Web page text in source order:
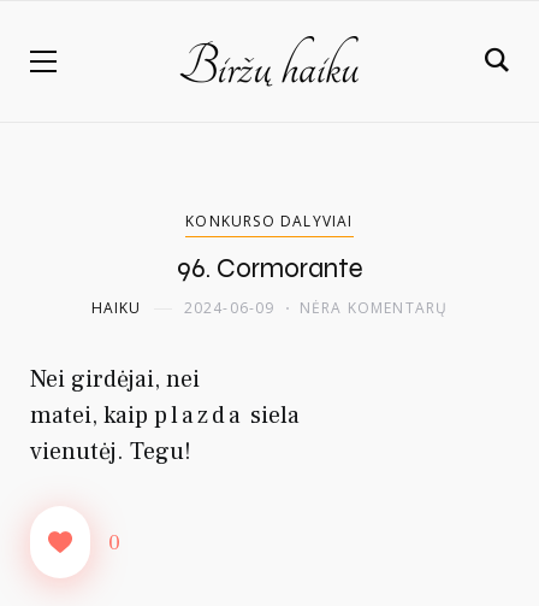
KONKURSO DALYVIAI
96. Cormorante
HAIKU 2024-06-09 NĖRA KOMENTARŲ
Nei girdėjai, nei
matei, kaip plazda siela
vienutėj. Tegu!
0